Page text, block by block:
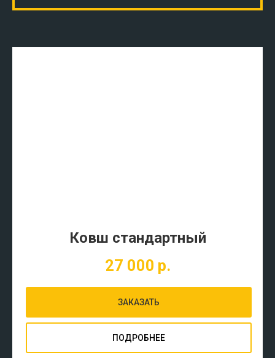
Ковш стандартный
27 000 р.
ЗАКАЗАТЬ
ПОДРОБНЕЕ